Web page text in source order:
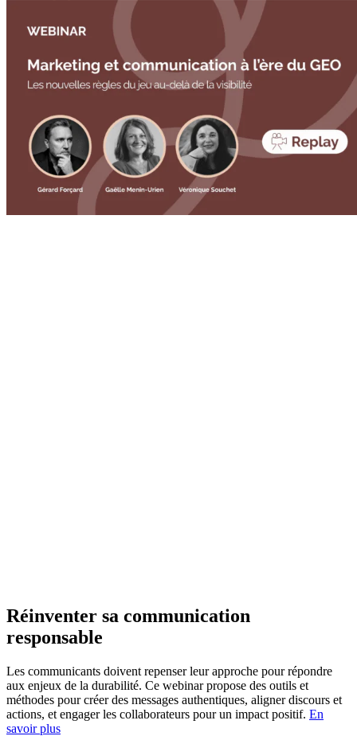
Réinventer sa communication
responsable
Les communicants doivent repenser leur approche pour répondre
aux enjeux de la durabilité. Ce webinar propose des outils et
méthodes pour créer des messages authentiques, aligner discours et
actions, et engager les collaborateurs pour un impact positif. En
savoir plus